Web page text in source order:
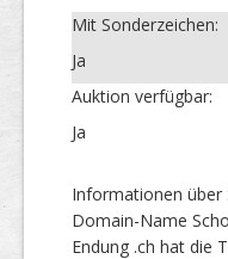
Mit Sonderzeichen:
Ja
Auktion verfügbar:
Ja
Informationen über
Domain-Name
Endung .ch hat die